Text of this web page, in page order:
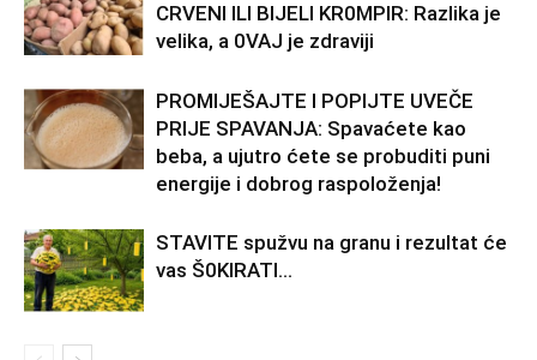
CRVENI ILI BIJELI KR0MPIR: Razlika je
velika, a 0VAJ je zdraviji
PROMIJEŠAJTE I POPIJTE UVEČE
PRIJE SPAVANJA: Spavaćete kao
beba, a ujutro ćete se probuditi puni
energije i dobrog raspoloženja!
STAVlTE spužvu na granu i rezultat će
vas Š0KlRATl…